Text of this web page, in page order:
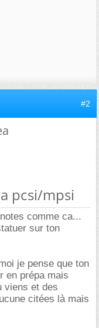
#2
pcsi/mpsi
comme ca...
sur ton
je pense que ton
en prépa mais
viens et des
citées là mais